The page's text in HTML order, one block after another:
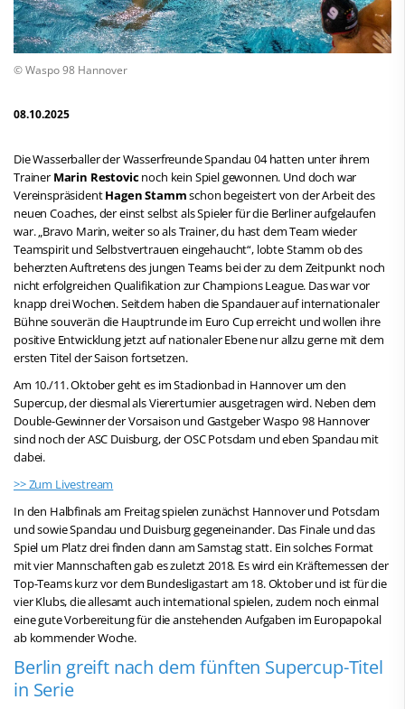
© Waspo 98 Hannover
08.10.2025
Die Wasserballer der Wasserfreunde Spandau 04 hatten unter ihrem
Trainer Marin Restovicnoch kein Spiel gewonnen. Und doch war
VereinspräsidentHagen Stammschon begeistert von der Arbeit des
neuen Coaches, der einst selbst als Spieler für die Berliner aufgelaufen
war. „Bravo Marin, weiter so als Trainer, du hast dem Team wieder
Teamspirit und Selbstvertrauen eingehaucht“, lobte Stamm ob des
beherzten Auftretens des jungen Teams bei der zu dem Zeitpunkt noch
nicht erfolgreichen Qualifikation zur Champions League. Das war vor
knapp drei Wochen. Seitdem haben die Spandauer auf internationaler
Bühne souverän die Hauptrunde im Euro Cup erreicht und wollen ihre
positive Entwicklung jetzt auf nationaler Ebene nur allzu gerne mit dem
ersten Titel der Saison fortsetzen.
Am 10./11. Oktober geht es im Stadionbad in Hannover um den
Supercup, der diesmal als Viererturnier ausgetragen wird. Neben dem
Double-Gewinner der Vorsaison und Gastgeber Waspo 98 Hannover
sind noch der ASC Duisburg, der OSC Potsdam und eben Spandau mit
dabei.
>> Zum Livestream
In den Halbfinals am Freitag spielen zunächst Hannover und Potsdam
und sowie Spandau und Duisburg gegeneinander. Das Finale und das
Spiel um Platz drei finden dann am Samstag statt. Ein solches Format
mit vier Mannschaften gab es zuletzt 2018. Es wird ein Kräftemessen der
Top-Teams kurz vor dem Bundesligastart am 18. Oktober und ist für die
vier Klubs, die allesamt auch international spielen, zudem noch einmal
eine gute Vorbereitung für die anstehenden Aufgaben im Europapokal
ab kommender Woche.
Berlin greift nach dem fünften Supercup-Titel
in Serie